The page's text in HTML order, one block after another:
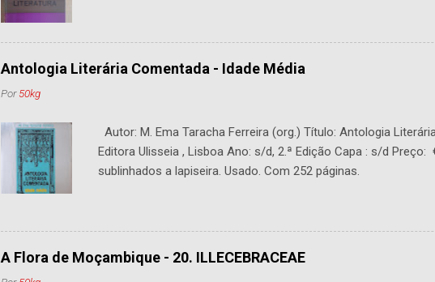
Antologia Literária Comentada - Idade Média
Por50kg
Autor: M. Ema Taracha Ferreira (org.) Título: Antologia
Editora Ulisseia , Lisboa Ano: s/d, 2.ª Edição Capa : s/d Preço:
sublinhados a lapiseira. Usado. Com 252 páginas.
A Flora de Moçambique - 20. ILLECEBRACEAE